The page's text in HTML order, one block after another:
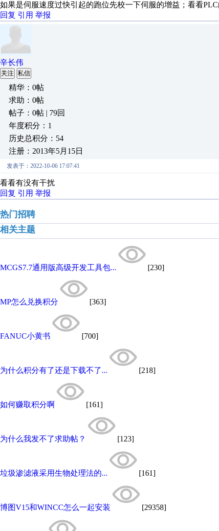
如果是伺服速度过快引起的跑位先校一下伺服的增益；看看
回复 引用 举报
辛长伟
关注 私信
精华：0帖
求助：0帖
帖子：0帖 | 79回
年度积分：1
历史总积分：54
注册：2013年5月15日
发表于：2022-10-06 17:07:41
看看有没有干扰
回复 引用 举报
热门招聘
相关主题
MCGS7.7通用版高级开发工具包... [230]
MP怎么兑换积分 [363]
FANUC小黄书 [700]
为什么积分有了还是下载不了... [218]
如何赚取积分啊 [161]
为什么我发不了求助帖？ [123]
垃圾渗滤液采用生物处理法的... [161]
博图V15和WINCC怎么一起安装 [29358]